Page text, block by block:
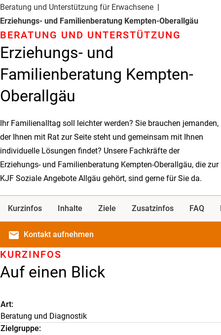
Beratung und Unterstützung für Erwachsene
Erziehungs- und Familienberatung Kempten-Oberallgäu
Erziehungs- und
Familienberatung Kempten-
Oberallgäu
BERATUNG UND UNTER­STÜTZUNG
Ihr Familienalltag soll leichter werden? Sie brauchen jemanden,
der Ihnen mit Rat zur Seite steht und gemeinsam mit Ihnen
individuelle Lösungen findet? Unsere Fachkräfte der
Erziehungs- und Familienberatung Kempten-Oberallgäu, die zur
KJF Soziale Angebote Allgäu gehört, sind gerne für Sie da.
Kurzinfos Inhalte Ziele Zusatzinfos FAQ
email Kontakt aufnehmen
Auf einen Blick
KURZINFOS
Art
Beratung und Diagnostik
Zielgruppe